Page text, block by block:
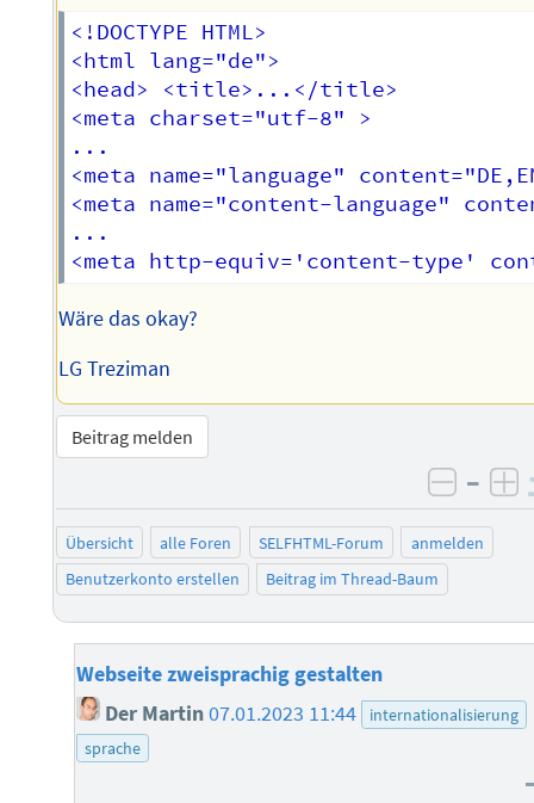
<!DOCTYPE HTML>
<html lang="de">
<head> <title>...</title>
<meta charset="utf-8" >
...
<meta name="language"
<meta name="content-language"
...
Wäre das okay?
LG Treziman
Beitrag melden
–
Übersicht alle Foren SELFHTML-Forum
anmelden
Benutzerkonto erstellen
Beitrag im Thread-Baum
Webseite zweisprachig gestalten
Der Martin07.01.2023 11:44
internationalisierung
sprache